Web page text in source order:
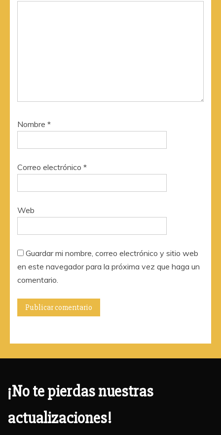
Nombre *
Correo electrónico *
Web
Guardar mi nombre, correo electrónico y sitio web
en este navegador para la próxima vez que haga un
comentario.
¡No te pierdas nuestras
actualizaciones!